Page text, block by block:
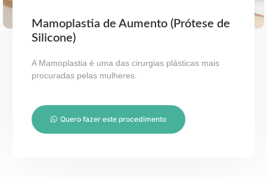
Mamoplastia de Aumento (Prótese de
Silicone)
A Mamoplastia é uma das cirurgias plásticas mais
procuradas pelas mulheres.
Quero fazer este procedimento